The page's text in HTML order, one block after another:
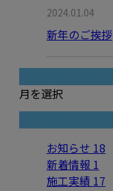
2024.01.04
新年のご挨拶
月を選択
お知らせ 18
新着情報 1
施工実績 17